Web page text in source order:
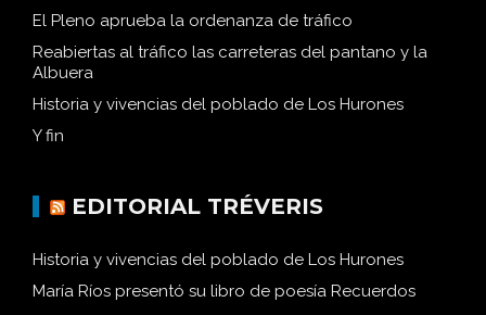
El Pleno aprueba la ordenanza de tráfico
Reabiertas al tráfico las carreteras del pantano y la
Albuera
Historia y vivencias del poblado de Los Hurones
Y fin
EDITORIAL TRÉVERIS
Historia y vivencias del poblado de Los Hurones
María Ríos presentó su libro de poesía Recuerdos